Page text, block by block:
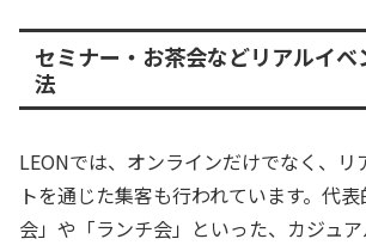
セミナー・お茶会などリアルイベ
法
LEONでは、オンラインだけでなく、リ
トを通じた集客も行われています。代
会」や「ランチ会」といった、カジュ